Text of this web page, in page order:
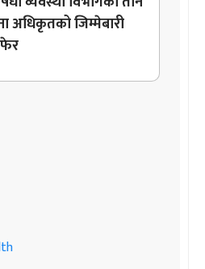
अधिकृतको जिम्मेबारी